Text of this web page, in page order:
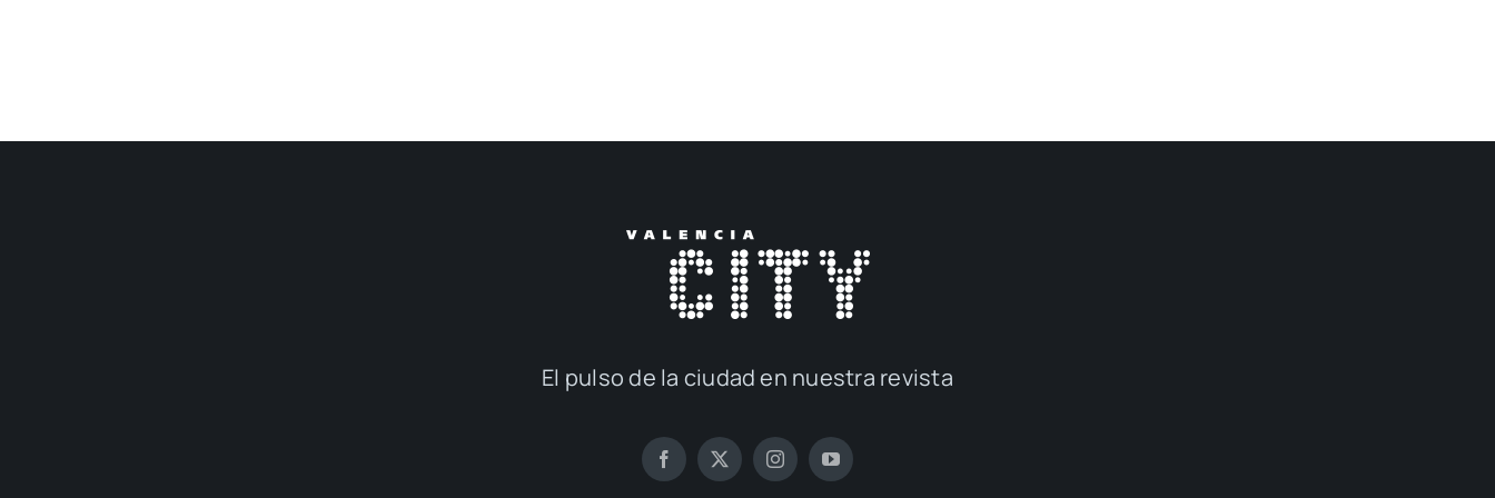
El pul­so de la ciu­dad en nues­tra revis­ta